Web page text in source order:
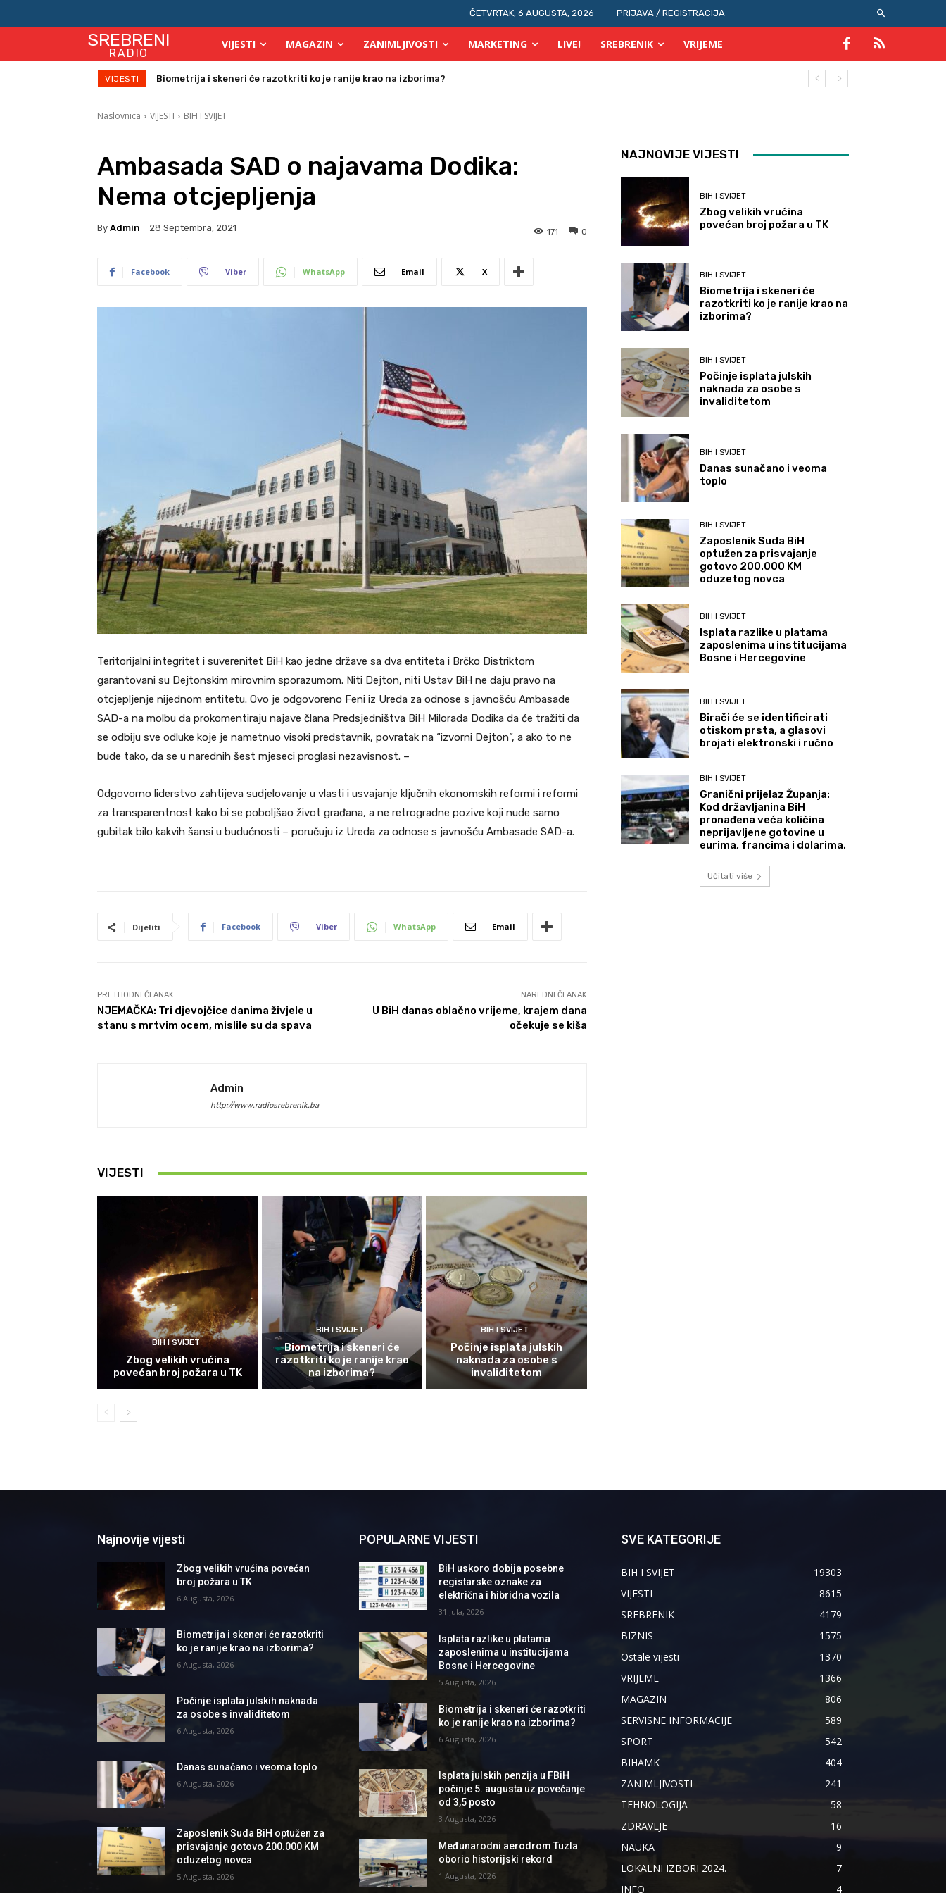
ČETVRTAK, 6 AUGUSTA, 2026 PRIJAVA / REGISTRACIJA
SREBRENI
RADIO
VIJESTI MAGAZIN ZANIMLJIVOSTI MARKETING LIVE! SREBRENIK VRIJEME
VIJESTI Počinje isplata julskih naknada za osobe s invaliditetom
Naslovnica VIJESTI BIH I SVIJET
Ambasada SAD o najavama Dodika:
Nema otcjepljenja
By Admin 28 Septembra, 2021 0
171
Facebook Viber WhatsApp Email X
Teritorijalni integritet i suverenitet BiH kao jedne države sa dva entiteta i Brčko Distriktom
garantovani su Dejtonskim mirovnim sporazumom. Niti Dejton, niti Ustav BiH ne daju pravo na
otcjepljenje nijednom entitetu. Ovo je odgovoreno Feni iz Ureda za odnose s javnošću Ambasade
SAD-a na molbu da prokomentiraju najave člana Predsjedništva BiH Milorada Dodika da će tražiti da
se odbiju sve odluke koje je nametnuo visoki predstavnik, povratak na “izvorni Dejton”, a ako to ne
bude tako, da se u narednih šest mjeseci proglasi nezavisnost. –
Odgovorno liderstvo zahtijeva sudjelovanje u vlasti i usvajanje ključnih ekonomskih reformi i reformi
za transparentnost kako bi se poboljšao život građana, a ne retrogradne pozive koji nude samo
gubitak bilo kakvih šansi u budućnosti – poručuju iz Ureda za odnose s javnošću Ambasade SAD-a.
Dijeliti Facebook Viber WhatsApp Email
PRETHODNI ČLANAK
NJEMAČKA: Tri djevojčice danima živjele u
stanu s mrtvim ocem, mislile su da spava
NAREDNI ČLANAK
U BiH danas oblačno vrijeme, krajem dana
očekuje se kiša
Admin
http://www.radiosrebrenik.ba
VIJESTI
BIH I SVIJET
Zbog velikih vrućina
povećan broj požara u TK
BIH I SVIJET
Biometrija i skeneri će
razotkriti ko je ranije krao
na izborima?
BIH I SVIJET
Počinje isplata julskih
naknada za osobe s
invaliditetom
NAJNOVIJE VIJESTI
BIH I SVIJET
Zbog velikih vrućina
povećan broj požara u TK
BIH I SVIJET
Biometrija i skeneri će
razotkriti ko je ranije krao na
izborima?
BIH I SVIJET
Počinje isplata julskih
naknada za osobe s
invaliditetom
BIH I SVIJET
Danas sunačano i veoma
toplo
BIH I SVIJET
Zaposlenik Suda BiH
optužen za prisvajanje
gotovo 200.000 KM
oduzetog novca
BIH I SVIJET
Isplata razlike u platama
zaposlenima u institucijama
Bosne i Hercegovine
BIH I SVIJET
Birači će se identificirati
otiskom prsta, a glasovi
brojati elektronski i ručno
BIH I SVIJET
Granični prijelaz Županja:
Kod državljanina BiH
pronađena veća količina
neprijavljene gotovine u
eurima, francima i dolarima.
Učitati više
Najnovije vijesti
Zbog velikih vrućina povećan
broj požara u TK
6 Augusta, 2026
Biometrija i skeneri će razotkriti
ko je ranije krao na izborima?
6 Augusta, 2026
Počinje isplata julskih naknada
za osobe s invaliditetom
6 Augusta, 2026
Danas sunačano i veoma toplo
6 Augusta, 2026
Zaposlenik Suda BiH optužen za
prisvajanje gotovo 200.000 KM
oduzetog novca
5 Augusta, 2026
POPULARNE VIJESTI
BiH uskoro dobija posebne
registarske oznake za
električna i hibridna vozila
31 Jula, 2026
Isplata razlike u platama
zaposlenima u institucijama
Bosne i Hercegovine
5 Augusta, 2026
Biometrija i skeneri će razotkriti
ko je ranije krao na izborima?
6 Augusta, 2026
Isplata julskih penzija u FBiH
počinje 5. augusta uz povećanje
od 3,5 posto
3 Augusta, 2026
Međunarodni aerodrom Tuzla
oborio historijski rekord
1 Augusta, 2026
SVE KATEGORIJE
BIH I SVIJET
19303
VIJESTI
8615
SREBRENIK
4179
BIZNIS
1575
Ostale vijesti
1370
VRIJEME
1366
MAGAZIN
806
SERVISNE INFORMACIJE
589
SPORT
542
BIHAMK
404
ZANIMLJIVOSTI
241
TEHNOLOGIJA
58
ZDRAVLJE
16
NAUKA
9
LOKALNI IZBORI 2024.
7
INFO
4